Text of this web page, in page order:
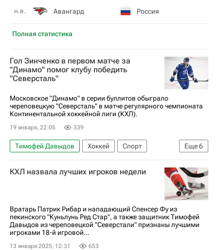
Полная статистика
н.в. Авангард Россия
Гол Зинченко в первом матче за
"Динамо" помог клубу победить
"Северсталь"
Московское "Динамо" в серии буллитов обыграло
череповецкую "Северсталь" в матче регулярного чемпионата
Континентальной хоккейной лиги (КХЛ).
19 января, 22:05 339
Еще6
Тимофей Давыдов Хоккей
Спорт
Иван Зинченко
Антон Слепышев
ХК Динамо (Москва)
Северсталь
КХЛ назвала лучших игроков недели
Вратарь Патрик Рибар и нападающий Спенсер Фу из
пекинского "Куньлунь Ред Стар", а также защитник Тимофей
Давыдов из череповецкой "Северстали" признаны лучшими
игроками 18-й игровой...
13 января 2025, 12:31 653